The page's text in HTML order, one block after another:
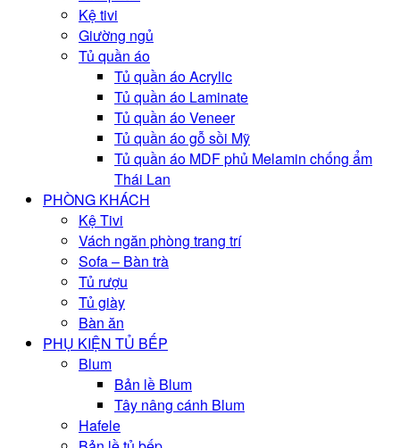
Kệ tivi
Giường ngủ
Tủ quần áo
Tủ quần áo Acrylic
Tủ quần áo Laminate
Tủ quần áo Veneer
Tủ quần áo gỗ sồi Mỹ
Tủ quần áo MDF phủ Melamin chống ẩm
Thái Lan
PHÒNG KHÁCH
Kệ Tivi
Vách ngăn phòng trang trí
Sofa – Bàn trà
Tủ rượu
Tủ giày
Bàn ăn
PHỤ KIỆN TỦ BẾP
Blum
Bản lề Blum
Tây nâng cánh Blum
Hafele